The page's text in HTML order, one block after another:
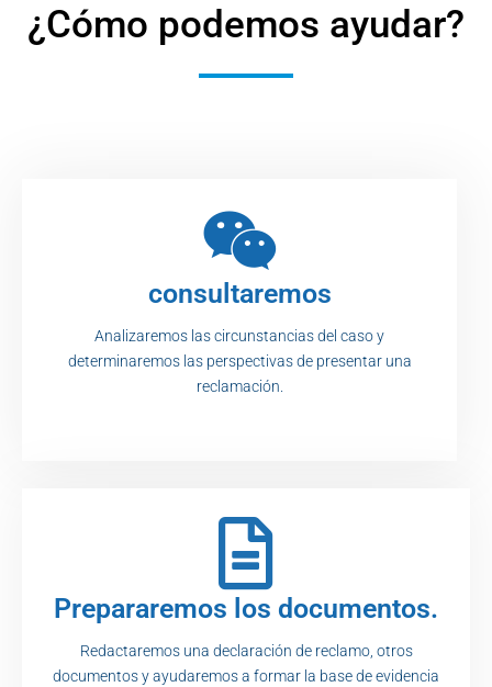
¿Cómo podemos ayudar?
consultaremos
Analizaremos las circunstancias del caso y
determinaremos las perspectivas de presentar una
reclamación.
Prepararemos los documentos.
Redactaremos una declaración de reclamo, otros
documentos y ayudaremos a formar la base de evidencia